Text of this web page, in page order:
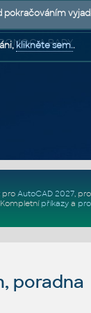
A RADY
pro AutoCAD 2027, pro
Kompletní příkazya
poradna
klikněte sem..